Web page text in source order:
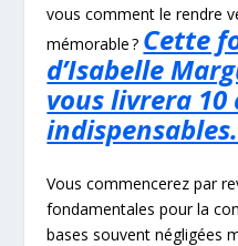
vous comment le rendre
mémorable ? Cette
d’Isabelle
vous livrera 10
indispensables.
Vous commencerez par
fondamentales pour la
bases souvent négligées